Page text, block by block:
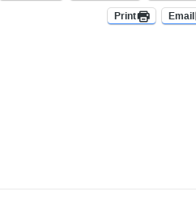
Email
Print